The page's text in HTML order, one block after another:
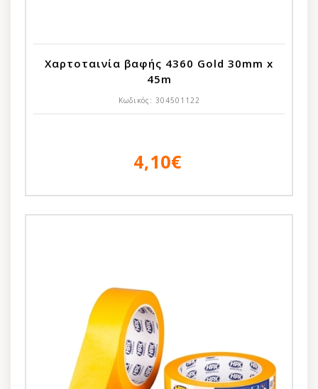
Χαρτοταινία βαφής 4360 Gold 30mm x
45m
Κωδικός: 304501122
4,10€